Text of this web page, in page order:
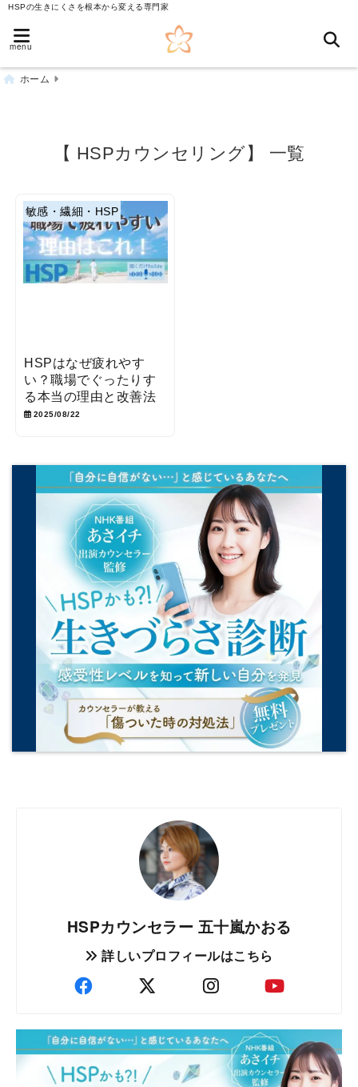
HSPの生きにくさを根本から変える専門家
menu
ホーム
【 HSPカウンセリング】 一覧
敏感・繊細・HSP
HSPはなぜ疲れやす
い？職場でぐったりす
る本当の理由と改善法
2025/08/22
HSPカウンセラー 五十嵐かおる
詳しいプロフィールはこちら